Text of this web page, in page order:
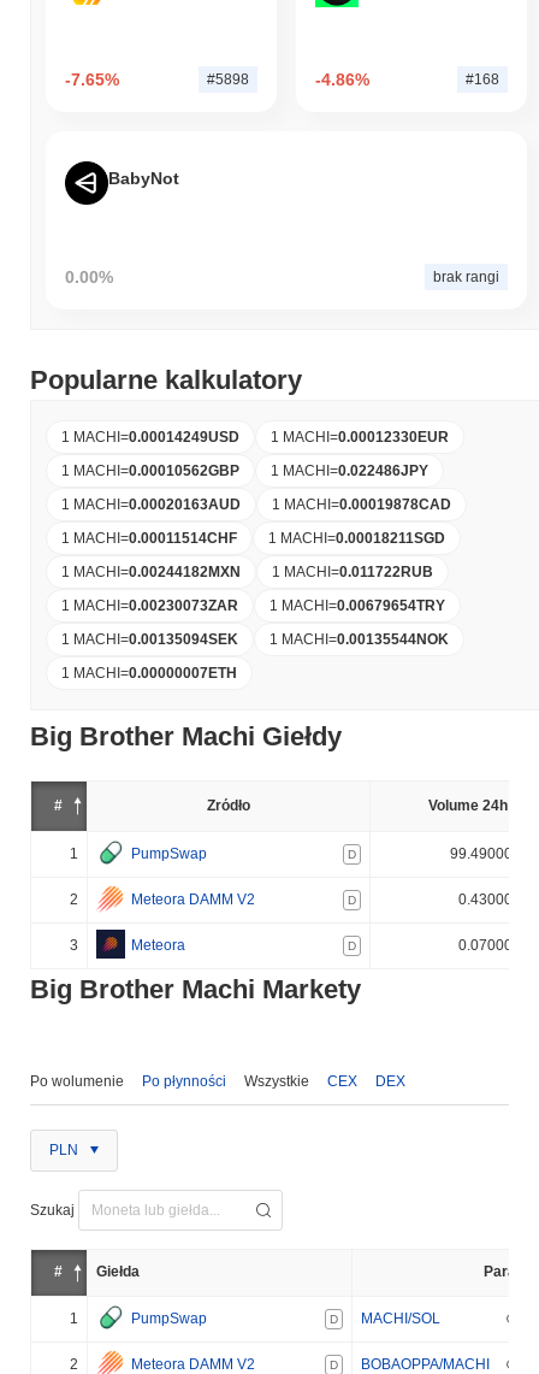
-7.65% #5898 -4.86% #168
BabyNot
0.00% brak rangi
Popularne kalkulatory
1 MACHI=0.00014249USD 1 MACHI=0.00012330EUR
1 MACHI=0.00010562GBP 1 MACHI=0.022486JPY
1 MACHI=0.00020163AUD 1 MACHI=0.00019878CAD
1 MACHI=0.00011514CHF 1 MACHI=0.00018211SGD
1 MACHI=0.00244182MXN 1 MACHI=0.011722RUB
1 MACHI=0.00230073ZAR 1 MACHI=0.00679654TRY
1 MACHI=0.00135094SEK 1 MACHI=0.00135544NOK
1 MACHI=0.00000007ETH
Big Brother Machi Giełdy
# Źródło Volume 24h (%)
1 PumpSwap D 99.490000%
2 Meteora DAMM V2 D 0.430000%
3 Meteora D 0.070000%
Big Brother Machi Markety
Po wolumenie Po płynności Wszystkie CEX DEX
PLN
Szukaj
# Giełda Para
1 PumpSwap D MACHI/SOL
2 Meteora DAMM V2 D BOBAOPPA/MACHI